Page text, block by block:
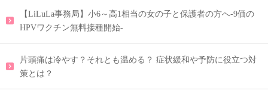
【LiLuLa事務局】小6～高1相当の女の子と保護者の方へ-9価の
HPVワクチン無料接種開始-
片頭痛は冷やす？それとも温める？ 症状緩和や予防に役立つ対
策とは？